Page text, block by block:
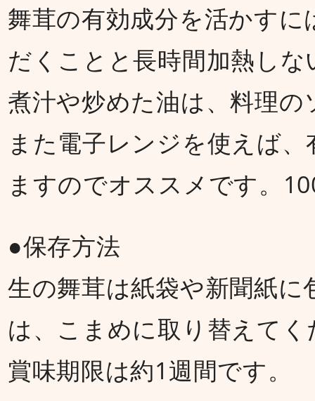
舞茸の有効成分を活かす
だくことと長時間加熱し
煮汁や炒めた油は、料理
また電子レンジを使えば
ますのでオススメです。
●保存方法
生の舞茸は紙袋や新聞紙
は、こまめに取り替えて
賞味期限は約1週間です。